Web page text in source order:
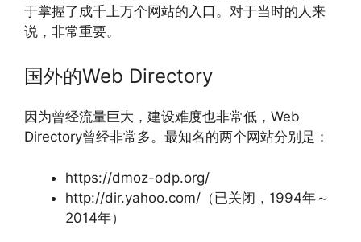
于掌握了成千上万个网站的入口。对于当时的人来
说，非常重要。
国外的Web Directory
因为曾经流量巨大，建设难度也非常低，Web
Directory曾经非常多。最知名的两个网站分别是：
https://dmoz-odp.org/
http://dir.yahoo.com/（已关闭，1994年～
2014年）